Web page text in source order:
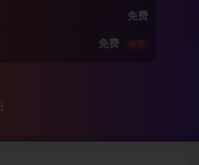
免费
免费 推荐